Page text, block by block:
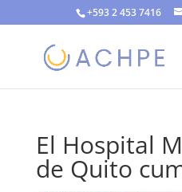
+593 2 453 7416
El Hospital
de Quito